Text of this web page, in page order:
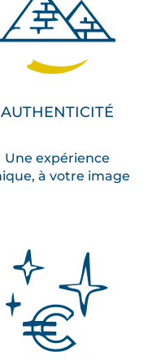
AUTHENTICITÉ
Une expérience
à votre image